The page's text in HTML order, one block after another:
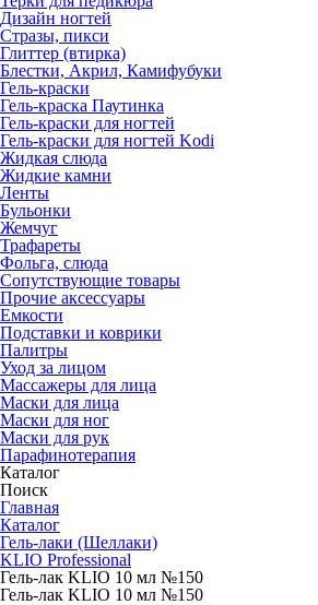
Дизайн ногтей
Стразы, пикси
Глиттер (втирка)
Блестки, Акрил, Камифубуки
Гель-краски
Гель-краска Паутинка
Гель-краски для ногтей
Гель-краски для ногтей Kodi
Жидкая слюда
Жидкие камни
Ленты
Бульонки
Жемчуг
Трафареты
Фольга, слюда
Сопутствующие товары
Прочие аксессуары
Емкости
Подставки и коврики
Палитры
Уход за лицом
Массажеры для лица
Маски для лица
Маски для ног
Маски для рук
Парафино­терапия
Каталог
Поиск
Главная
Каталог
Гель-лаки (Шеллаки)
KLIO Professional
Гель-лак KLIO 10 мл №150
Гель-лак KLIO 10 мл №150